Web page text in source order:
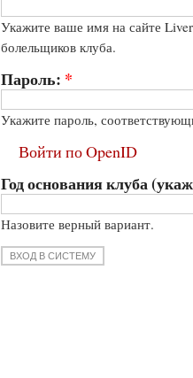
Укажите ваше имя на сайте
болельщиков клуба.
Пароль: *
Укажите пароль,
Войти по OpenID
Год основания клуба
Назовите верный вариант.